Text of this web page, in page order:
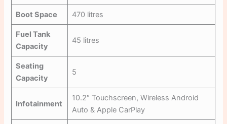
Boot Space 470 litres
Fuel Tank
Capacity
45 litres
Seating
Capacity
5
Infotainment
10.2″ Touchscreen, Wireless Android
Auto & Apple CarPlay